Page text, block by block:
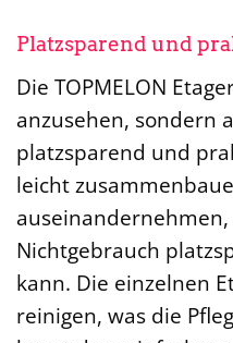
Platzsparend und
Die TOPMELON
anzusehen, sondern
platzsparend und
leicht
auseinandernehmen,
Nichtgebrauch
kann. Die einzelnen
reinigen, was die